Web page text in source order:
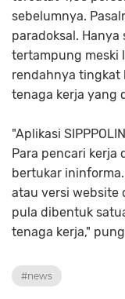
sebelumnya.
paradoksal.
tertampung meski
rendahnya tingkat
tenaga kerja yang
"Aplikasi
Para pencari kerja
bertukar
atau versi website
pula dibentuk
tenaga kerja,"
#news